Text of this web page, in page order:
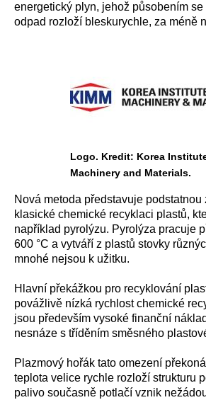
energetický plyn, jehož působením
odpad rozloží bleskurychle, za méně
Logo. Kredit: Korea
Machinery and Materials.
Nová metoda představuje podstatnou
klasické chemické recyklaci plastů,
například pyrolýzu. Pyrolýza pracuje
600 °C a vytváří z plastů stovky
mnohé nejsou k užitku.
Hlavní překážkou pro recyklování
povážlivě nízká rychlost chemické
jsou především vysoké finanční
nesnáze s tříděním směsného
Plazmový hořák tato omezení
teplota velice rychle rozloží strukturu
palivo současně potlačí vznik